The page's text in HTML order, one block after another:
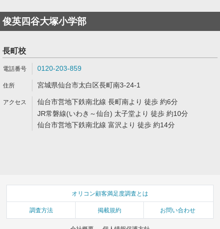
俊英四谷大塚小学部
長町校
0120-203-859
宮城県仙台市太白区長町南3-24-1
仙台市営地下鉄南北線 長町南より 徒歩 約6分
JR常磐線(いわき～仙台) 太子堂より 徒歩 約10分
仙台市営地下鉄南北線 富沢より 徒歩 約14分
オリコン顧客満足度調査とは
調査方法 掲載規約 お問い合わせ